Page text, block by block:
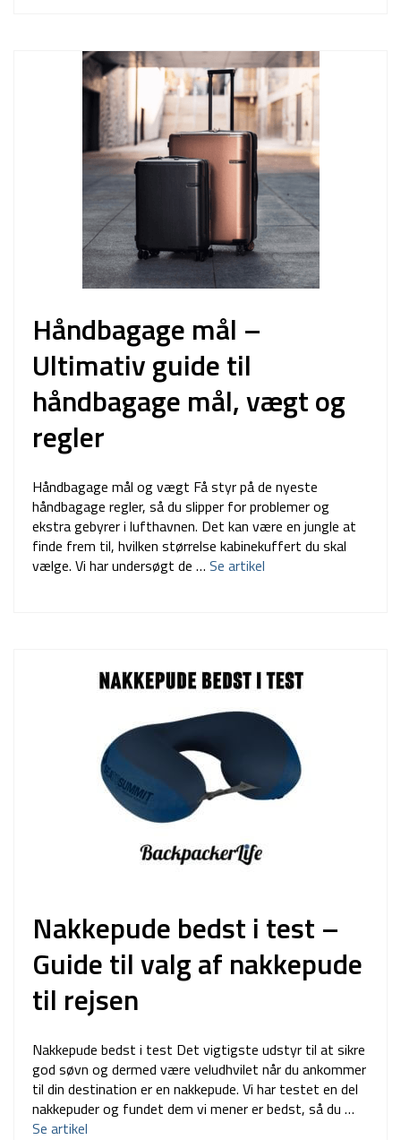
Håndbagage mål –
Ultimativ guide til
håndbagage mål, vægt og
regler
Håndbagage mål og vægt Få styr på de nyeste
håndbagage regler, så du slipper for problemer og
ekstra gebyrer i lufthavnen. Det kan være en jungle at
finde frem til, hvilken størrelse kabinekuffert du skal
vælge. Vi har undersøgt de … Se artikel
Nakkepude bedst i test –
Guide til valg af nakkepude
til rejsen
Nakkepude bedst i test Det vigtigste udstyr til at sikre
god søvn og dermed være veludhvilet når du ankommer
til din destination er en nakkepude. Vi har testet en del
nakkepuder og fundet dem vi mener er bedst, så du …
Se artikel